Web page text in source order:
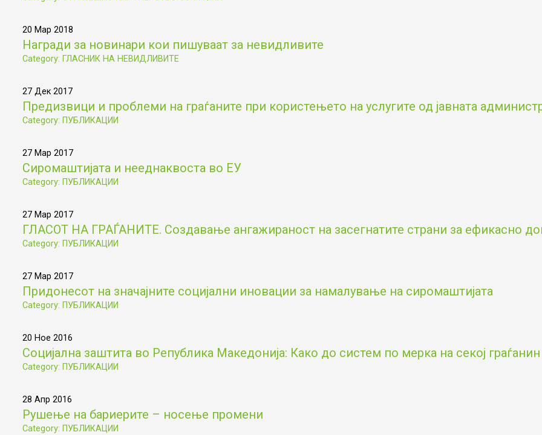
20 Мар 2018
Награди за новинари кои пишуваат за невидливите
Category: ГЛАСНИК НА НЕВИДЛИВИТЕ
27 Дек 2017
Предизвици и проблеми на граѓаните при користењето на услугите од јавната
Category: ПУБЛИКАЦИИ
27 Мар 2017
Сиромаштијата и нееднаквоста во ЕУ
Category: ПУБЛИКАЦИИ
27 Мар 2017
ГЛАСОТ НА ГРАЃАНИТЕ. Создавање ангажираност на засегнатите страни за ефикасно
Category: ПУБЛИКАЦИИ
27 Мар 2017
Придонесот на значајните социјални иновации за намалување на сиромаштијата
Category: ПУБЛИКАЦИИ
20 Ное 2016
Социјална заштита во Република Македонија: Како до систем по мерка на секој граѓанин
Category: ПУБЛИКАЦИИ
28 Апр 2016
Рушење на бариерите – носење промени
Category: ПУБЛИКАЦИИ